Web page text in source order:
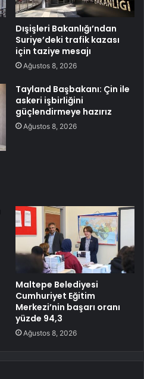
Dışişleri Bakanlığı’ndan
Suriye’deki trafik kazası
için taziye mesajı
Ağustos 8, 2026
Tayland Başbakanı: Çin ile
askeri işbirliğini
güçlendirmeye hazırız
Ağustos 8, 2026
Maltepe Belediyesi
Cumhuriyet Eğitim
Merkezi’nin başarı oranı
yüzde 94,3
Ağustos 8, 2026